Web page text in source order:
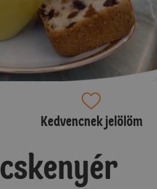
Kedvencnek jelölöm